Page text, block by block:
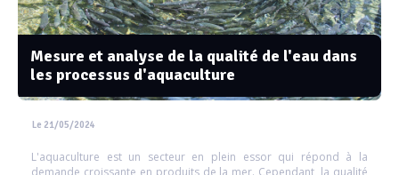
Mesure et analyse de la qualité de l'eau dans
les processus d'aquaculture
Le 21/05/2024
L'aquaculture est un secteur en plein essor qui répond à la
demande croissante en produits de la mer. Cependant, la qualité